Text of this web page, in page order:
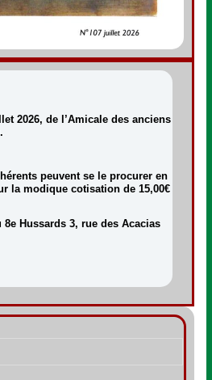
2026, de l’Amicale des anciens
peuvent se le procurer en
la modique cotisation de 15,00€
Hussards 3, rue des Acacias